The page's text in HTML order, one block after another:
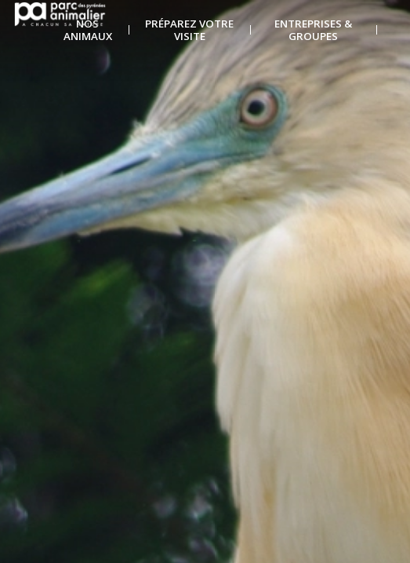
NOS
ANIMAUX
PRÉPAREZ VOTRE
VISITE
ENTREPRISES &
GROUPES